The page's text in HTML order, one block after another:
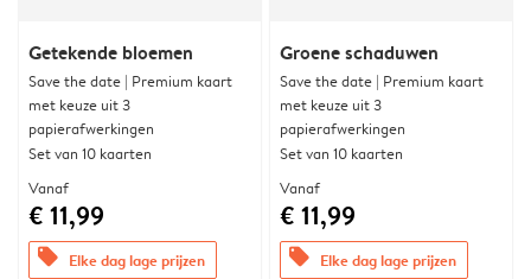
Getekende bloemen
Save the date | Premium kaart
met keuze uit 3
papierafwerkingen
Set van 10 kaarten
Vanaf
€ 11,99
offers Elke dag lage prijzen
Groene schaduwen
Save the date | Premium kaart
met keuze uit 3
papierafwerkingen
Set van 10 kaarten
Vanaf
€ 11,99
offers Elke dag lage prijzen